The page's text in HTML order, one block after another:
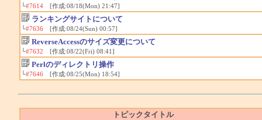
└#7614[作成:08/18(Mon) 21:47]
ランキングサイトについて
└#7636[作成:08/24(Sun) 00:57]
ReverseAccessのサイズ変更について
└#7632 [作成:08/22(Fri) 08:41]
Perlのディレクトリ操作
└#7646[作成:08/25(Mon) 18:54]
トピックタイトル